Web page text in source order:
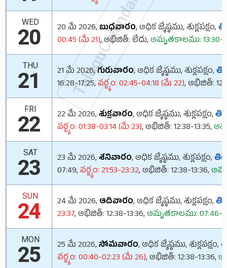
TeluguCalendar.Org
WED
20 20 మే 2026, బుధవారం, అధిక జ్యేష్ఠము, శుక్లపక్షం,
00:45 (మే 21), అభిజిత్: లేదు, అమృతకాలము: 13:30-
THU
21 21 మే 2026,గురువారం, అధిక జ్యేష్ఠము, శుక్లపక్షం,
16:28-17:25, వర్జ్యం: 02:45-04:18 (మే 22), అభిజిత్:
FRI
22 22 మే 2026, శుక్రవారం, అధిక జ్యేష్ఠము, శుక్లపక్షం,
వర్జ్యం: 01:38-03:14 (మే 23), అభిజిత్: 12:38-13:35,
SAT
23 23 మే 2026, శనివారం, అధిక జ్యేష్ఠము, శుక్లపక్షం,
07:49, వర్జ్యం: 21:53-23:32, అభిజిత్: 12:38-13:36,
SUN
24 24 మే 2026, ఆదివారం, అధిక జ్యేష్ఠము, శుక్లపక్షం,
23:37, అభిజిత్: 12:38-13:36, అమృతకాలము: 07:46-
MON
25 25 మే 2026, సోమవారం, అధిక జ్యేష్ఠము, శుక్లపక్షం,
వర్జ్యం: 00:40-02:23 (మే 26), అభిజిత్: 12:38-13:36,